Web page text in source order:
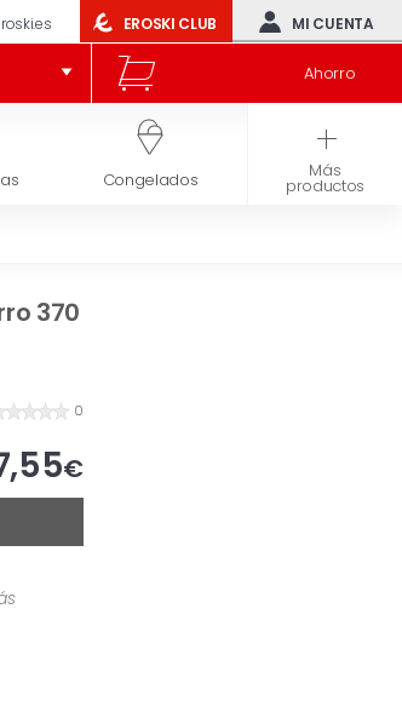
EROSKI CLUB MI CUENTA
Ahorro
Congelados Higiene y belleza
Más
productos
370
0
€